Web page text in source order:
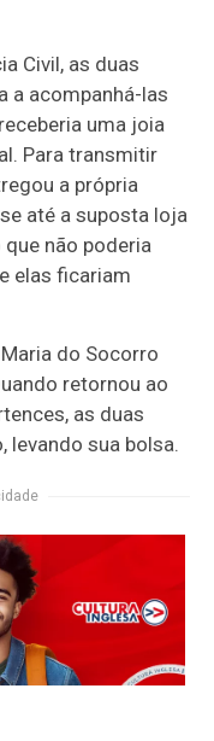
Civil, as duas
a acompanhá-las
uma joia
Para transmitir
a própria
até a suposta loja
não poderia
elas ficariam
do Socorro
retornou ao
as duas
levando sua bolsa.